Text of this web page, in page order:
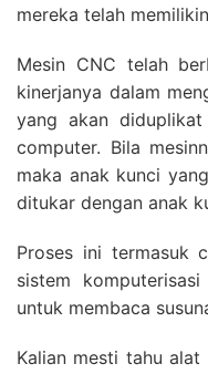
mereka telah
Mesin CNC telah
kinerjanya dalam
yang akan
computer. Bila
maka anak kunci
ditukar dengan anak
Proses ini termasuk
sistem
untuk membaca
Kalian mesti tahu